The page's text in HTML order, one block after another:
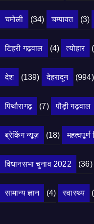
चमोली (34) चम्पावत (3)
टिहरी गढ़वाल (4) त्योहार
देश (139) देहरादून (994)
पिथौरागढ़ (7) पौड़ी गढ़वाल
ब्रेकिंग न्यूज़ (18) महत्वपूर्ण
विधानसभा चुनाव 2022 (36)
सामान्य ज्ञान (4) स्वास्थ्य